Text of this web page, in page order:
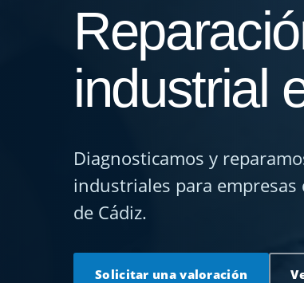
industrial
Diagnosticamos y
industriales para empresas
de Cádiz.
Solicitar una valoración